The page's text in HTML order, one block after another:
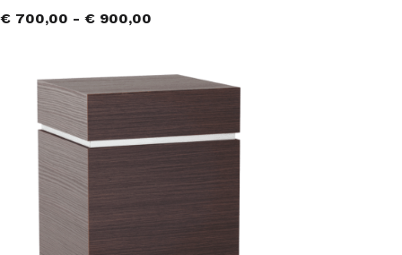
€ 700,00 - € 900,00